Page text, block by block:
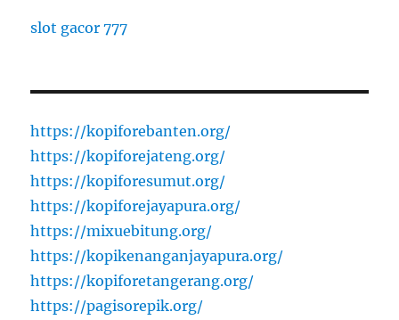
slot gacor 777
https://kopiforebanten.org/
https://kopiforejateng.org/
https://kopiforesumut.org/
https://kopiforejayapura.org/
https://mixuebitung.org/
https://kopikenanganjayapura.org/
https://kopiforetangerang.org/
https://pagisorepik.org/